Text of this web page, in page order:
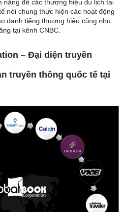
năng để các thương hiệu du lịch tại
nói chung thực hiện các hoạt động
danh tiếng thương hiệu cũng như
tại kênh CNBC.
– Đại diện truyền
truyền thông quốc tế tại